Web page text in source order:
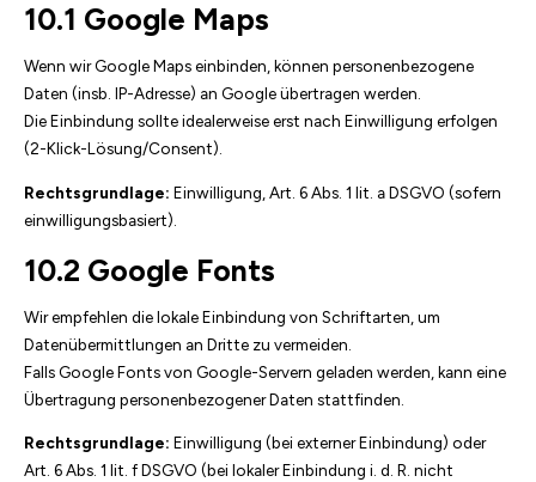
10.1 Google Maps
Wenn wir Google Maps einbinden, können personenbezogene
Daten (insb. IP-Adresse) an Google übertragen werden.
Die Einbindung sollte idealerweise erst nach Einwilligung erfolgen
(2-Klick-Lösung/Consent).
Rechtsgrundlage: Einwilligung, Art. 6 Abs. 1 lit. a DSGVO (sofern
einwilligungsbasiert).
10.2 Google Fonts
Wir empfehlen die lokale Einbindung von Schriftarten, um
Datenübermittlungen an Dritte zu vermeiden.
Falls Google Fonts von Google-Servern geladen werden, kann eine
Übertragung personenbezogener Daten stattfinden.
Rechtsgrundlage: Einwilligung (bei externer Einbindung) oder
Art. 6 Abs. 1 lit. f DSGVO (bei lokaler Einbindung i. d. R. nicht